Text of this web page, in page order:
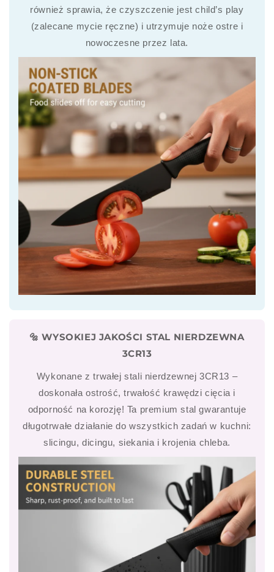
również sprawia, że czyszczenie jest child’s play
(zalecane mycie ręczne) i utrzymuje noże ostre i
nowoczesne przez lata.
🔩 WYSOKIEJ JAKOŚCI STAL NIERDZEWNA
3CR13
Wykonane z trwałej stali nierdzewnej 3CR13 –
doskonała ostrość, trwałość krawędzi cięcia i
odporność na korozję! Ta premium stal gwarantuje
długotrwałe działanie do wszystkich zadań w kuchni:
slicingu, dicingu, siekania i krojenia chleba.